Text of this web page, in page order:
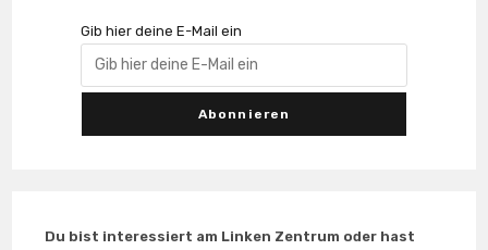
Gib hier deine E-Mail ein
Du bist interessiert am Linken Zentrum oder hast